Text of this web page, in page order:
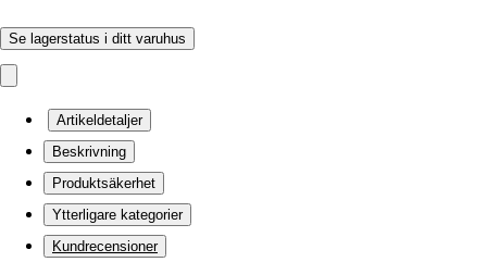
Se lagerstatus i ditt varuhus
Artikeldetaljer
Beskrivning
Produktsäkerhet
Ytterligare kategorier
Kundrecensioner